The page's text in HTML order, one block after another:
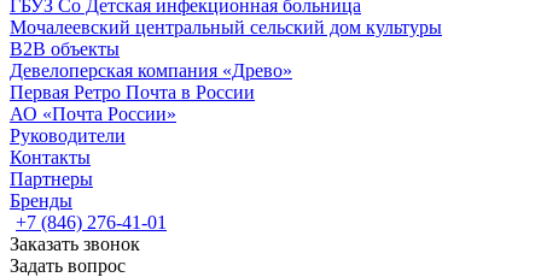
ГБУЗ Со Детская инфекционная больница
Мочалеевский центральный сельский дом культуры
B2B объекты
Девелоперская компания «Древо»
Первая Ретро Почта в России
АО «Почта России»
Руководители
Контакты
Партнеры
Бренды
+7 (846) 276-41-01
Заказать звонок
Задать вопрос